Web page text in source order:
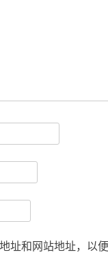
址和网站地址，以